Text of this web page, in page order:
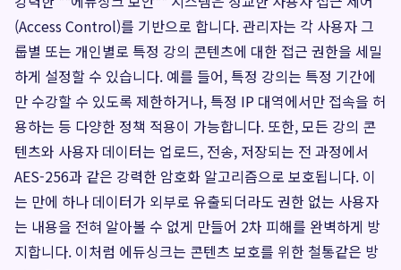
(Access Control)를 기반으로 합니다. 관리자는 각 사용자 그
룹별 또는 개인별로 특정 강의 콘텐츠에 대한 접근 권한을 세밀
하게 설정할 수 있습니다. 예를 들어, 특정 강의는 특정 기간에
만 수강할 수 있도록 제한하거나, 특정 IP 대역에서만 접속을 허
용하는 등 다양한 정책 적용이 가능합니다. 또한, 모든 강의 콘
텐츠와 사용자 데이터는 업로드, 전송, 저장되는 전 과정에서
AES-256과 같은 강력한 암호화 알고리즘으로 보호됩니다. 이
는 만에 하나 데이터가 외부로 유출되더라도 권한 없는 사용자
는 내용을 전혀 알아볼 수 없게 만들어 2차 피해를 완벽하게 방
지합니다. 이처럼 에듀싱크는 콘텐츠 보호를 위한 철통같은 방